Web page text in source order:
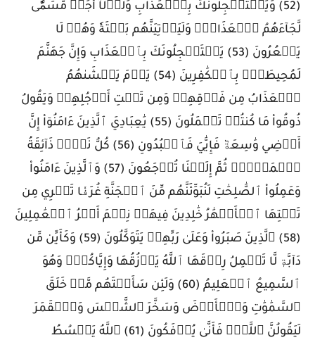
(52) وَيَسۡتَعۡجِلُونَكَ بِٱلۡعَذَابِ وَلَوۡلَآ أَجَلٞ مُّسَمّٗى
لَّجَآءَهُمُ ٱلۡعَذَابُۚ وَلَيَأۡتِيَنَّهُم بَغۡتَةٗ وَهُمۡ لَا
يَشۡعُرُونَ (53) يَسۡتَعۡجِلُونَكَ بِٱلۡعَذَابِ وَإِنَّ جَهَنَّمَ
لَمُحِيطَةُۢ بِٱلۡكَٰفِرِينَ (54) يَوۡمَ يَغۡشَىٰهُمُ
ٱلۡعَذَابُ مِن فَوۡقِهِمۡ وَمِن تَحۡتِ أَرۡجُلِهِمۡ وَيَقُولُ
ذُوقُواْ مَا كُنتُمۡ تَعۡمَلُونَ (55) يَٰعِبَادِيَ ٱلَّذِينَ ءَامَنُوٓاْ إِنَّ
أَرۡضِي وَٰسِعَةٞ فَإِيَّٰيَ فَٱعۡبُدُونِ (56) كُلُّ نَفۡسٖ ذَآئِقَةُ
ٱلۡمَوۡتِۖ ثُمَّ إِلَيۡنَا تُرۡجَعُونَ (57) وَٱلَّذِينَ ءَامَنُواْ
وَعَمِلُواْ ٱلصَّٰلِحَٰتِ لَنُبَوِّئَنَّهُم مِّنَ ٱلۡجَنَّةِ غُرَفٗا تَجۡرِي مِن
تَحۡتِهَا ٱلۡأَنۡهَٰرُ خَٰلِدِينَ فِيهَاۚ نِعۡمَ أَجۡرُ ٱلۡعَٰمِلِينَ
(58) ٱلَّذِينَ صَبَرُواْ وَعَلَىٰ رَبِّهِمۡ يَتَوَكَّلُونَ (59) وَكَأَيِّن مِّن
دَآبَّةٖ لَّا تَحۡمِلُ رِزۡقَهَا ٱللَّهُ يَرۡزُقُهَا وَإِيَّاكُمۡۚ وَهُوَ
ٱلسَّمِيعُ ٱلۡعَلِيمُ (60) وَلَئِن سَأَلۡتَهُم مَّنۡ خَلَقَ
ٱلسَّمَٰوَٰتِ وَٱلۡأَرۡضَ وَسَخَّرَ ٱلشَّمۡسَ وَٱلۡقَمَرَ
لَيَقُولُنَّ ٱللَّهُۖ فَأَنَّىٰ يُؤۡفَكُونَ (61) ٱللَّهُ يَبۡسُطُ